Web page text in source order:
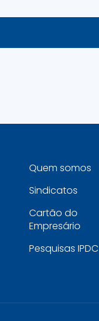
Quem somos
Sindicatos
Cartão do
Empresário
Pesquisas IPDC